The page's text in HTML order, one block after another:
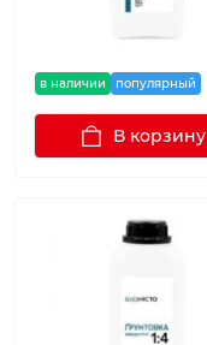
в наличии популярный
В корзину